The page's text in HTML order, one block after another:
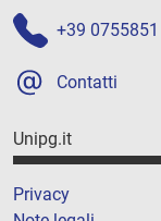
+39 0755851
Contatti
Unipg.it
Privacy